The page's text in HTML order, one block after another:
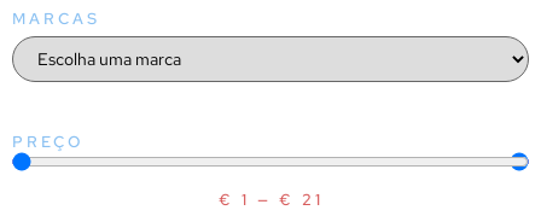
MARCAS
PREÇO
€ 1 — € 21